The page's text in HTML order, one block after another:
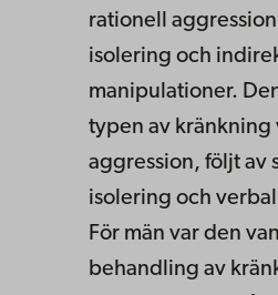
rationell
isolering och
manipulationer.
typen av kränkning
aggression, följt av
isolering och
För män var den
behandling av